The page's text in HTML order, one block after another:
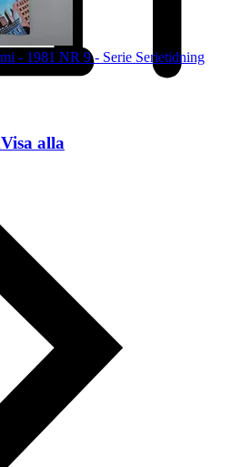
- 1981 NR 9 - Serie Serietidning
Visa alla